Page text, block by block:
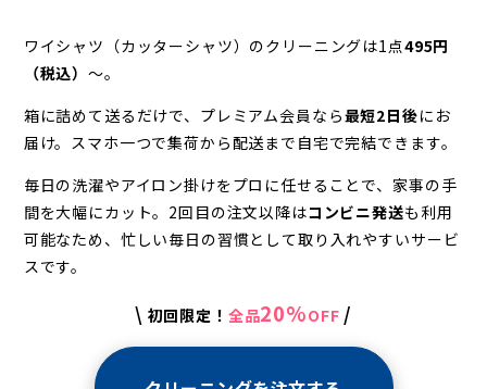
ワイシャツ（カッターシャツ）のクリーニングは1点495円
（税込）〜。
箱に詰めて送るだけで、プレミアム会員なら最短2日後にお
届け。 スマホ一つで集荷から配送まで自宅で完結できます。
毎日の洗濯やアイロン掛けをプロに任せることで、家事の手
間を大幅にカット。 2回目の注文以降はコンビニ発送も利用
可能なため、 忙しい毎日の習慣として取り入れやすいサービ
スです。
\ 初回限定！ 全品20%OFF /